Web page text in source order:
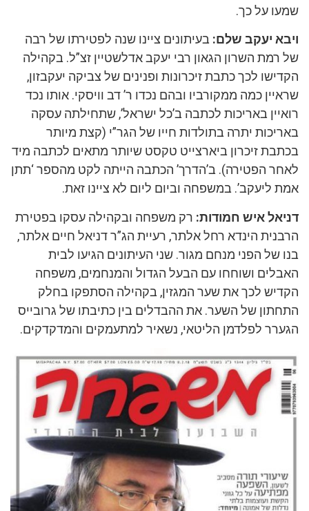
שמעו על כך.
ויבא יעקב שלם: בעיתונים ציינו שנה לפטירתו של רבה
של רמת השרון הגאון רבי יעקב אדלשטיין זצ”ל. בקהילה
הקדישו לכך כתבת זיכרונות ופנינים של צביקה יעקבזון,
שראיין כמה ממקורביו ובהם נכדו ר’ דב וויסקי. אותו נכד
רואיין באריכות לכתבה ב’כל ישראל’, שתחילתה עסקה
באריכות יתרה בתולדות חייו של הגר”י (קצת מיותר
בכתבת זיכרון ביארצייט טקסט שיותר מתאים לכתבה מיד
לאחר הפטירה). ב’הדרך’ הכתבה הייתה לקט מהספר ‘תתן
אמת ליעקב’. במשפחה וביום ליום לא ציינו זאת.
דניאל איש חמודות: רק משפחה ובקהילה עסקו בפטירת
הרבנית הינדא רחל אלתר, רעיית הג”ר דניאל חיים אלתר,
בנו של הפני מנחם מגור. שני העיתונים הגיעו לבית
האבלים ושוחחו עם הבעל הגדול והמנחמים, משפחה
הקדיש לכך את שער המגזין, בקהילה הסתפקו בחלק
התחתון של השער. את ההבדלים בין כתיבתו של גרובייס
הגערר לפלדמן הליטאי, נשאיר למתעמקים והמדקדקים.